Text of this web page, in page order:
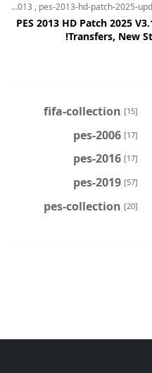
pes-2013 , pes-2013-hd-patch-2025-
PES 2013 HD Patch 2025
Transfers, New
fifa-collection [15]
pes-2006 [17]
pes-2016 [17]
pes-2019 [57]
pes-collection [20]